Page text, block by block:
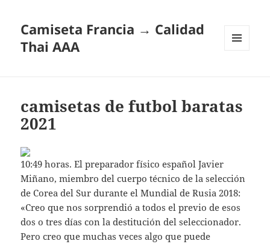
Camiseta Francia → Calidad
Thai AAA
camisetas de futbol baratas
2021
10:49 horas. El preparador físico español Javier
Miñano, miembro del cuerpo técnico de la selección
de Corea del Sur durante el Mundial de Rusia 2018:
«Creo que nos sorprendió a todos el previo de esos
dos o tres días con la destitución del seleccionador.
Pero creo que muchas veces algo que puede